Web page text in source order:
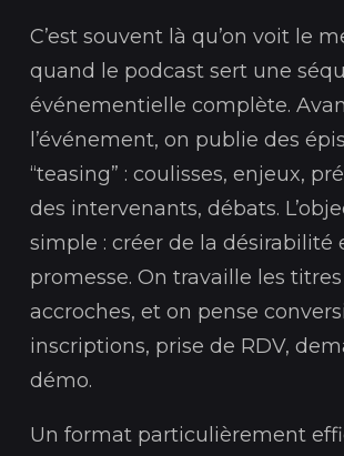
C’est souvent là qu’on voit le
quand le podcast sert une
événementielle complète.
l’événement, on publie des
“teasing” : coulisses, enjeux,
des intervenants, débats.
simple : créer de la désirabilité
promesse. On travaille les
accroches, et on pense
inscriptions, prise de RDV,
démo.
Un format particulièrement